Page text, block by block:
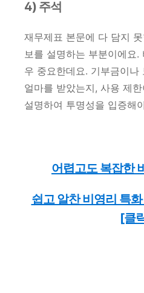
4) 주석
재무제표 본문에 다 담지
보를 설명하는 부분이에요
우 중요한데요. 기부금이나
얼마를 받았는지, 사용 제
설명하여 투명성을 입증해
어렵고도 복잡한
쉽고 알찬 비영리 특
[클